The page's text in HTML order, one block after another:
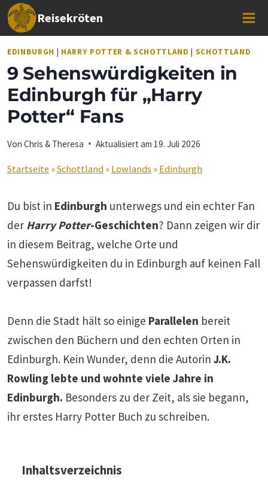
Zum
Inhalt
springen
Reisekröten
EDINBURGH | HARRY POTTER & SCHOTTLAND | SCHOTTLAND
9 Sehenswürdigkeiten in
Edinburgh für „Harry
Potter“ Fans
Von Chris & Theresa Aktualisiert am 19. Juli 2026
Startseite »Schottland » Lowlands » Edinburgh
Du bist in Edinburgh unterwegs und ein echter Fan
der Harry Potter-Geschichten? Dann zeigen wir dir
in diesem Beitrag, welche Orte und
Sehenswürdigkeiten du in Edinburgh auf keinen Fall
verpassen darfst!
Denn die Stadt hält so einige Parallelen bereit
zwischen den Büchern und den echten Orten in
Edinburgh. Kein Wunder, denn die Autorin J.K.
Rowling lebte und wohnte viele Jahre in
Edinburgh. Besonders zu der Zeit, als sie begann,
ihr erstes Harry Potter Buch zu schreiben.
Inhaltsverzeichnis